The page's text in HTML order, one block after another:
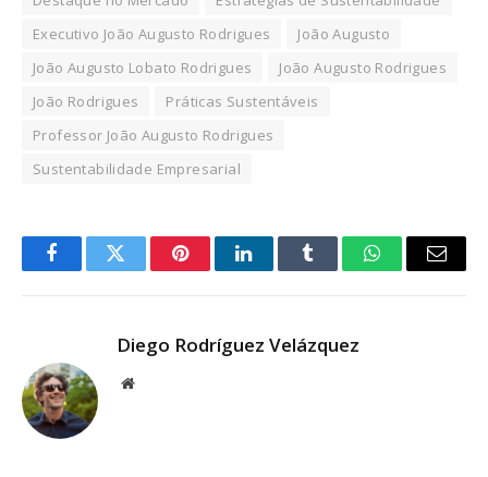
Executivo João Augusto Rodrigues
João Augusto
João Augusto Lobato Rodrigues
João Augusto Rodrigues
João Rodrigues
Práticas Sustentáveis
Professor João Augusto Rodrigues
Sustentabilidade Empresarial
FacebookTwitter PinterestLinkedInTumblr WhatsAppEmail
Diego Rodríguez Velázquez
Website